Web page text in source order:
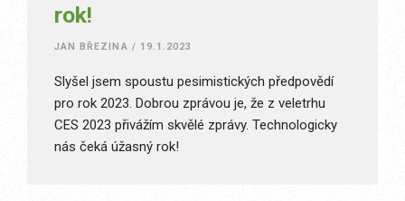
rok!
JAN BŘEZINA / 19.1.2023
Slyšel jsem spoustu pesimistických předpovědí
pro rok 2023. Dobrou zprávou je, že z veletrhu
CES 2023 přivážím skvělé zprávy. Technologicky
nás čeká úžasný rok!